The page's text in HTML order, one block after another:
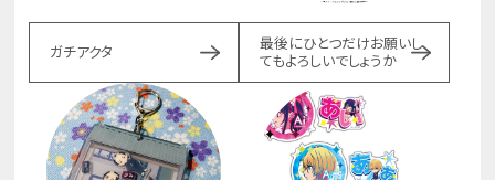
ガチアクタ
最後にひとつだけお願いし
てもよろしいでしょうか